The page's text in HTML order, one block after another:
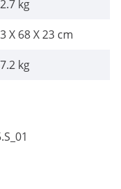
kg
X 68 X 23 cm
kg